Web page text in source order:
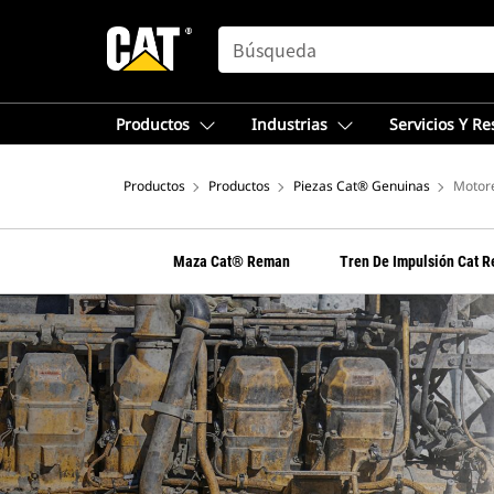
SEARCH
Productos Industrias Servicios Y
Productos Productos Piezas Cat® Genuinas
Maza Cat® Reman Tren De Impulsión Cat